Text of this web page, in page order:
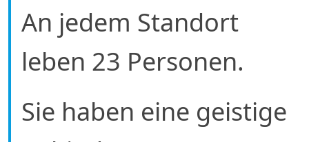
An jedem Standort
leben 23 Personen.
Sie haben eine geistige